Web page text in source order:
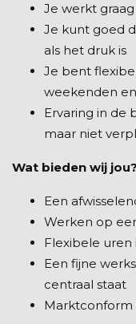
Je werkt
Je kunt goed
als het druk is
Je bent
weekenden
Ervaring in de
maar niet
Wat bieden wij jou?
Een
Werken op
Flexibele uren
Een fijne
centraal staat
Marktconform